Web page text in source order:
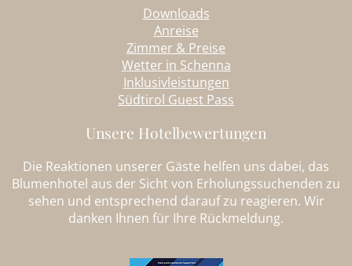
Downloads
Anreise
Zimmer & Preise
Wetter in Schenna
Inklusivleistungen
Südtirol Guest Pass
Unsere Hotelbewertungen
Die Reaktionen unserer Gäste helfen uns dabei, das
Blumenhotel aus der Sicht von Erholungssuchenden zu
sehen und entsprechend darauf zu reagieren. Wir
danken Ihnen für Ihre Rückmeldung.